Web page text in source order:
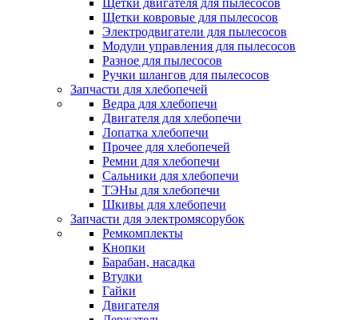
Щетки двигателя для пылесосов
Щетки ковровые для пылесосов
Электродвигатели для пылесосов
Модули управления для пылесосов
Разное для пылесосов
Ручки шлангов для пылесосов
Запчасти для хлебопечей
Ведра для хлебопечи
Двигателя для хлебопечи
Лопатка хлебопечи
Прочее для хлебопечей
Ремни для хлебопечи
Сальники для хлебопечи
ТЭНы для хлебопечи
Шкивы для хлебопечи
Запчасти для электромясорубок
Ремкомплекты
Кнопки
Барабан, насадка
Втулки
Гайки
Двигателя